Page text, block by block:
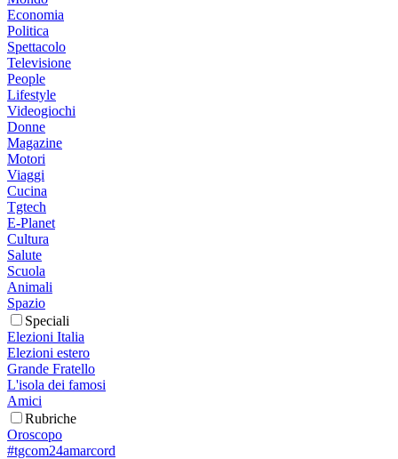
Economia
Politica
Spettacolo
Televisione
People
Lifestyle
Videogiochi
Donne
Magazine
Motori
Viaggi
Cucina
Tgtech
E-Planet
Cultura
Salute
Scuola
Animali
Spazio
Speciali
Elezioni Italia
Elezioni estero
Grande Fratello
L'isola dei famosi
Amici
Rubriche
Oroscopo
#tgcom24amarcord